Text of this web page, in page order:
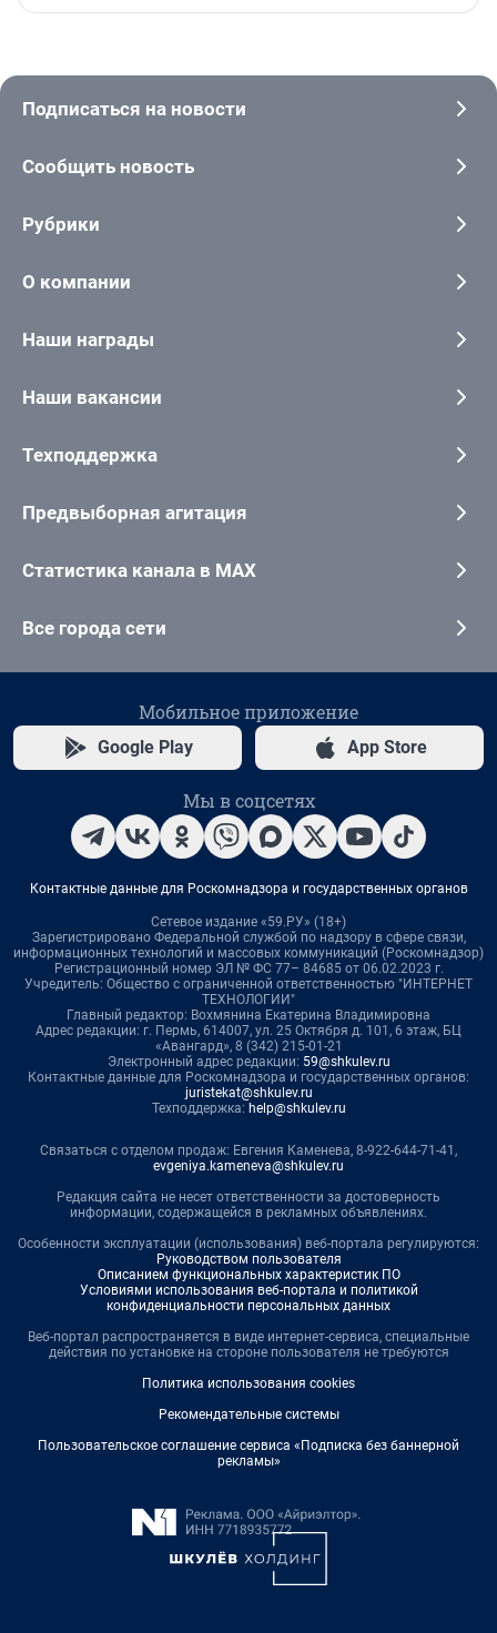
Подписаться на новости
Сообщить новость
Рубрики
О компании
Наши награды
Наши вакансии
Техподдержка
Предвыборная агитация
Статистика канала в MAX
Все города сети
Мобильное приложение
Google Play App Store
Мы в соцсетях
Контактные данные для Роскомнадзора и государственных органов
Сетевое издание «59.РУ» (18+)
Зарегистрировано Федеральной службой по надзору в сфере связи,
информационных технологий и массовых коммуникаций (Роскомнадзор)
Регистрационный номер ЭЛ № ФС 77– 84685 от 06.02.2023 г.
Учредитель: Общество с ограниченной ответственностью "ИНТЕРНЕТ
ТЕХНОЛОГИИ"
Главный редактор: Вохмянина Екатерина Владимировна
Адрес редакции: г. Пермь, 614007, ул. 25 Октября д. 101, 6 этаж, БЦ
«Авангард», 8 (342) 215-01-21
Электронный адрес редакции: 59@shkulev.ru
Контактные данные для Роскомнадзора и государственных органов:
juristekat@shkulev.ru
Техподдержка: help@shkulev.ru
Связаться с отделом продаж: Евгения Каменева, 8-922-644-71-41,
evgeniya.kameneva@shkulev.ru
Редакция сайта не несет ответственности за достоверность
информации, содержащейся в рекламных объявлениях.
Особенности эксплуатации (использования) веб-портала регулируются:
Руководством пользователя
Описанием функциональных характеристик ПО
Условиями использования веб-портала и политикой
конфиденциальности персональных данных
Веб-портал распространяется в виде интернет-сервиса, специальные
действия по установке на стороне пользователя не требуются
Политика использования cookies
Рекомендательные системы
Пользовательское соглашение сервиса «Подписка без баннерной
рекламы»